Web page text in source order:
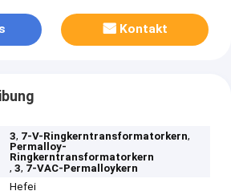
Kontakt
3, 7-V-Ringkerntransformatorkern,
Permalloy-
Ringkerntransformatorkern
,3, 7-VAC-Permalloykern
Hefei